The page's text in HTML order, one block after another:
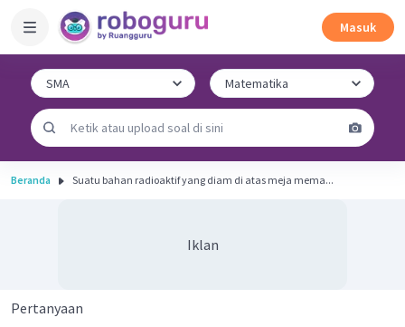
Masuk
Beranda Suatu bahan radioaktif yang diam di atas meja mema...
Iklan
Pertanyaan